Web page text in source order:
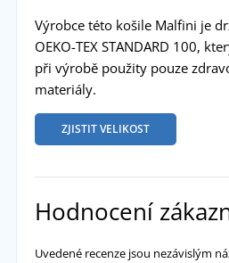
Výrobce této košile Malfini je
OEKO-TEX STANDARD 100,
při výrobě použity pouze
materiály.
ZJISTIT VELIKOST
Hodnocení
Uvedené recenze jsou nezávislým